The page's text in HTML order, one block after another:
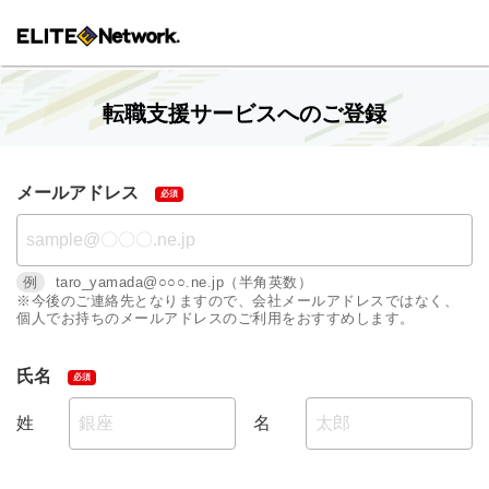
転職支援サービスへのご登録
メールアドレス
例
taro_yamada@○○○.ne.jp（半角英数）
※今後のご連絡先となりますので、会社メールアドレスではなく、
個人でお持ちのメールアドレスのご利用をおすすめします。
氏名
姓 名